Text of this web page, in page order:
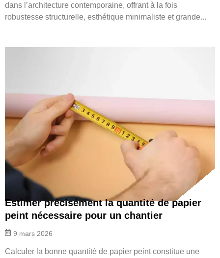
dans l’architecture contemporaine, offrant à la fois
robustesse structurelle, esthétique minimaliste et grande...
Estimer précisément la quantité de papier
peint nécessaire pour un chantier
9 mars 2026
Calculer la bonne quantité de papier peint constitue une